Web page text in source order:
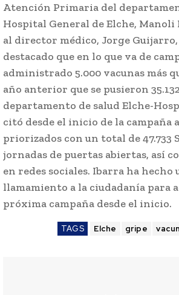
Atención Primaria del
Hospital General de Elche,
al director médico, Jorge
destacado que en lo que va de
administrado 5.000 vacunas más
año anterior que se pusieron
departamento de salud Elche-
citó desde el inicio de la campaña
priorizados con un total de 47.733
jornadas de puertas abiertas, así
en redes sociales. Ibarra ha hecho
llamamiento a la ciudadanía para
próxima campaña desde el inicio.
TAGS Elche gripe